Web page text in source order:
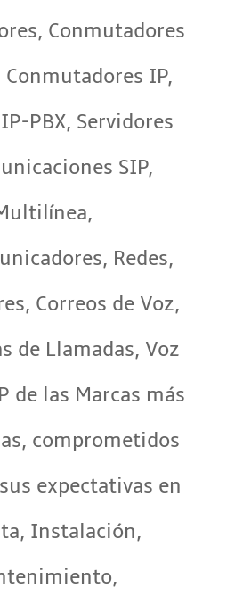
Conmutadores
IP,
PBX, Servidores
SIP,
Redes,
Correos de Voz,
de Llamadas, Voz
de las Marcas más
comprometidos
expectativas en
Instalación,